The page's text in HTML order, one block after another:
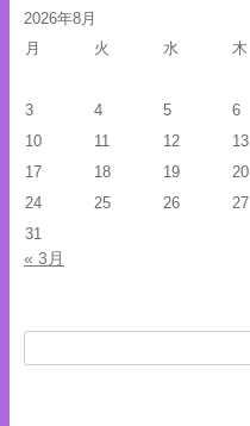
2026年8月
月
火 水 木
3
4 5 6
10
11 12 13
17
18 19 20
24
25 26 27
31
« 3月
検
索: